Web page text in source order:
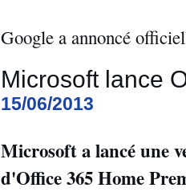
Google a annoncé
Microsoft lance
15/06/2013
Microsoft a lancé une
d'Office 365 Home